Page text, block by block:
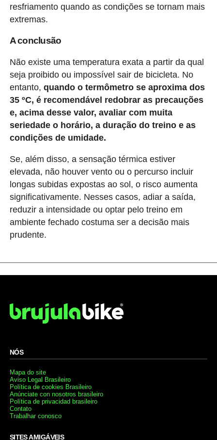
resfriamento quando as condições se tornam mais
extremas.
A conclusão
Não existe uma temperatura exata a partir da qual
seja proibido ou impossível sair de bicicleta. No
entanto, quando o termômetro se aproxima dos
35 ºC, é recomendável redobrar as precauções
e, acima desse valor, avaliar com muita
seriedade o horário, a duração do treino e as
condições de umidade.
Se, além disso, a sensação térmica estiver
elevada, não houver vento ou o percurso incluir
longas subidas expostas ao sol, o risco aumenta
significativamente. Nesses casos, adiar a saída,
reduzir a intensidade ou optar pelo treino em
ambiente fechado costuma ser a decisão mais
prudente.
NÓS
Mapa do site
Aviso Legal Brasileiro
Política de cookies Brasileiro
Anúnciate con nosotros brasileiro
Política de privacidad brasileiro
Contato
Trabalhar conosco
SITES AMIGÁVEIS